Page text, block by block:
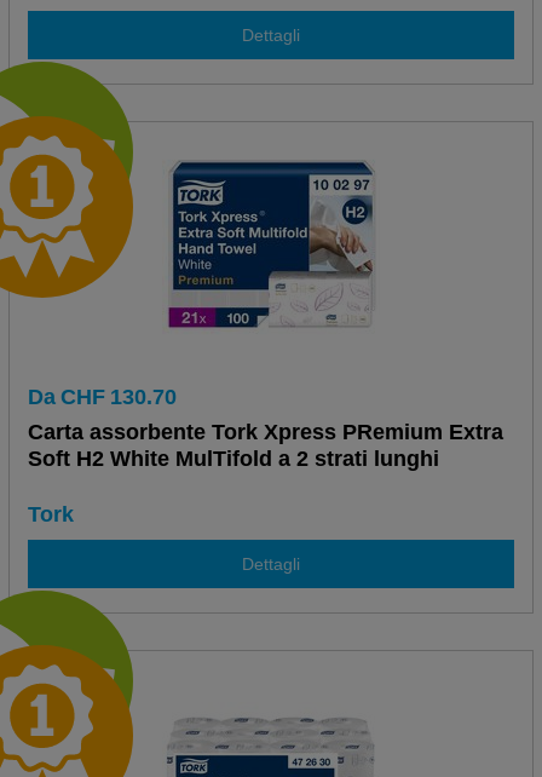
Dettagli
Da CHF 130.70
Carta assorbente Tork Xpress PRemium Extra
Soft H2 White MulTifold a 2 strati lunghi
Tork
Dettagli